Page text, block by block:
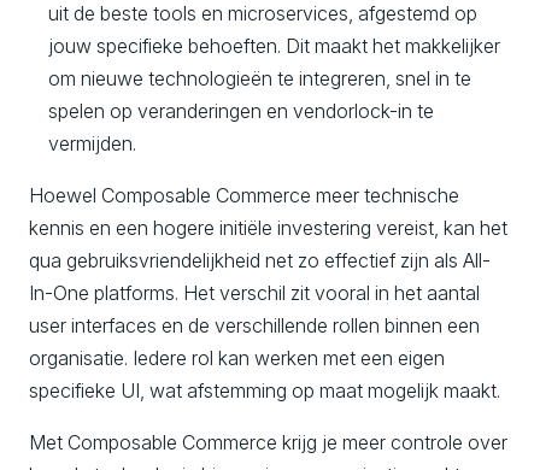
uit de beste tools en microservices, afgestemd op
jouw specifieke behoeften. Dit maakt het makkelijker
om nieuwe technologieën te integreren, snel in te
spelen op veranderingen en vendorlock-in te
vermijden.
Hoewel Composable Commerce meer technische
kennis en een hogere initiële investering vereist, kan het
qua gebruiksvriendelijkheid net zo effectief zijn als All-
In-One platforms. Het verschil zit vooral in het aantal
user interfaces en de verschillende rollen binnen een
organisatie. Iedere rol kan werken met een eigen
specifieke UI, wat afstemming op maat mogelijk maakt.
Met Composable Commerce krijg je meer controle over